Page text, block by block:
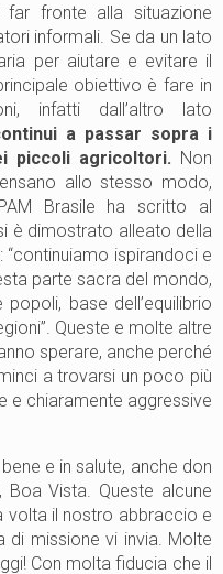
far fronte alla situazione
informali. Se da un lato
per aiutare e evitare il
obiettivo è fare in
infatti dall’altro lato
a passar sopra i
piccoli agricoltori. Non
allo stesso modo,
Brasile ha scritto al
è dimostrato alleato della
“continuiamo ispirandoci e
parte sacra del mondo,
base dell’equilibrio
Queste e molte altre
sperare, anche perché
a trovarsi un poco più
e chiaramente aggressive
e in salute, anche don
Vista. Queste alcune
volta il nostro abbraccio e
di missione vi invia. Molte
Con molta fiducia che il